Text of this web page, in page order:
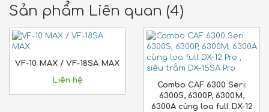
Sản phẩm Liên quan (4)
VF-10 MAX / VF-18SA MAX
Liên hệ
Combo CAF 6300 Seri:
6300S, 6300P, 6300M,
6300A cùng loa full DX-12